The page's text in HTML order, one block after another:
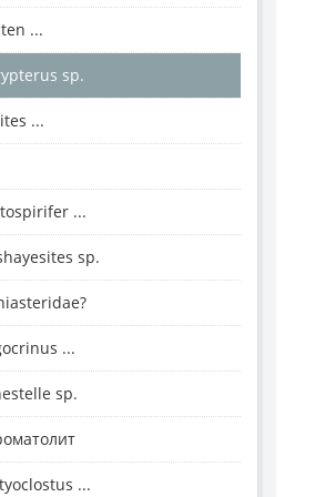
...
sp.
...
...
sp.
...
sp.
...